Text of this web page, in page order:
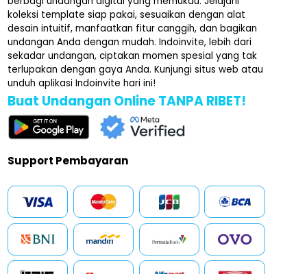
koleksi template siap pakai, sesuaikan dengan alat
desain intuitif, manfaatkan fitur canggih, dan bagikan
undangan Anda dengan mudah. Indoinvite, lebih dari
sekadar undangan, ciptakan momen spesial yang tak
terlupakan dengan gaya Anda. Kunjungi situs web atau
unduh aplikasi Indoinvite hari ini!
Buat Undangan Online TANPA RIBET!
Support Pembayaran